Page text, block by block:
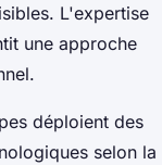
L'expertise
une approche
déploient des
selon la